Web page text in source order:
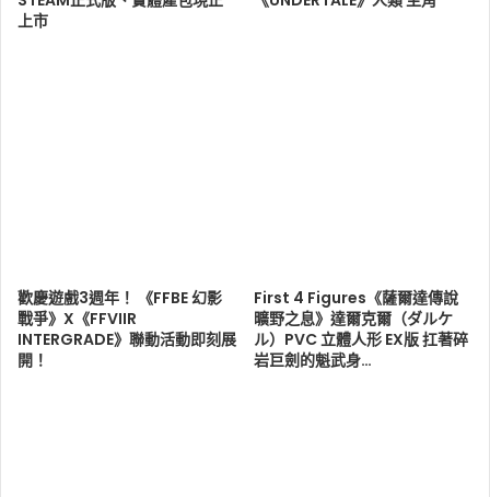
上市
歡慶遊戲3週年！ 《FFBE 幻影
戰爭》X《FFVIIR
INTERGRADE》聯動活動即刻展
開！
First 4 Figures《薩爾達傳說
曠野之息》達爾克爾（ダルケ
ル）PVC 立體人形 EX版 扛著碎
岩巨劍的魁武身…